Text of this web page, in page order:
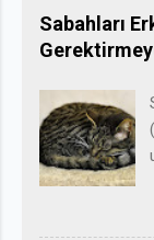
Sabahları